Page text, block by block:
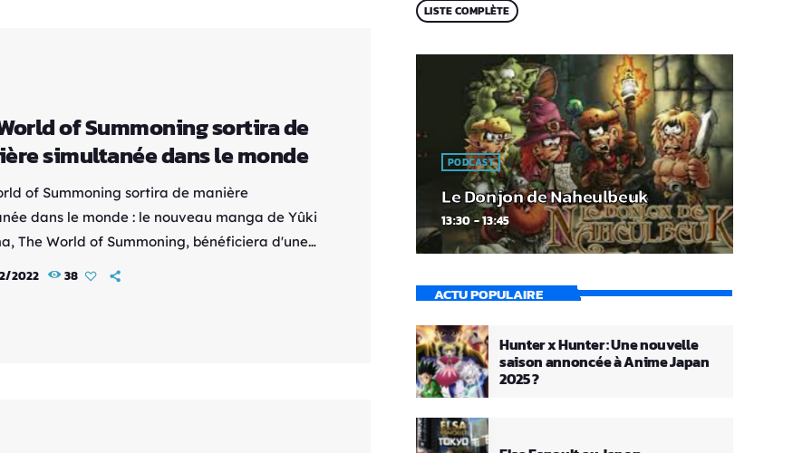
of Summoning sortira de
simultanée dans le monde
of Summoning sortira de manière
dans le monde : le nouveau manga de Yûki
The World of Summoning, bénéficiera d'une
simultanée en anglais et en français. Le
2022 38
LISTE COMPLÈTE
PODCAST
Le Donjon de Naheulbeuk
13:30 - 13:45
ACTU POPULAIRE
Hunter x Hunter : Une nouvelle
saison annoncée à Anime Japan
2025 ?